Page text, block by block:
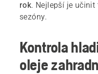
rok. Nejlepší je učinit
sezóny.
Kontrola
oleje